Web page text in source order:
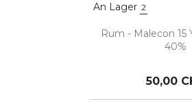
An Lager 2
Rum - Malecon 15
40%
50,00